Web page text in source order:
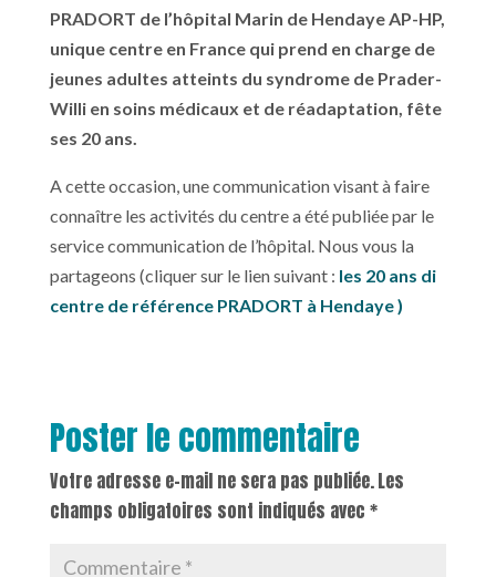
PRADORT de l’hôpital Marin de Hendaye AP-HP,
unique centre en France qui prend en charge de
jeunes adultes atteints du syndrome de Prader-
Willi en soins médicaux et de réadaptation, fête
ses 20 ans.
A cette occasion, une communication visant à faire
connaître les activités du centre a été publiée par le
service communication de l’hôpital. Nous vous la
partageons (cliquer sur le lien suivant : les 20 ans di
centre de référence PRADORT à Hendaye )
Poster le commentaire
Votre adresse e-mail ne sera pas publiée.Les
champs obligatoires sont indiqués avec *